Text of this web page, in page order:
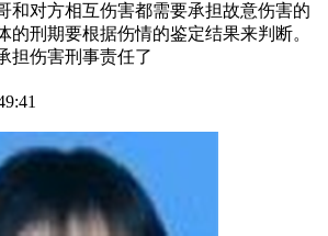
和对方相互伤害都需要承担故意伤害的
的刑期要根据伤情的鉴定结果来判断。
担伤害刑事责任了